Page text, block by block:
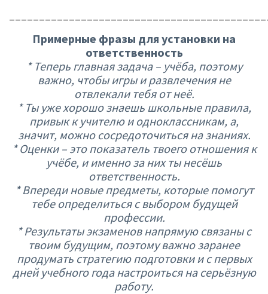
Примерные фразы для установки на
ответственность
* Теперь главная задача – учёба, поэтому
важно, чтобы игры и развлечения не
отвлекали тебя от неё.
* Ты уже хорошо знаешь школьные правила,
привык к учителю и одноклассникам, а,
значит, можно сосредоточиться на знаниях.
* Оценки – это показатель твоего отношения к
учёбе, и именно за них ты несёшь
ответственность.
* Впереди новые предметы, которые помогут
тебе определиться с выбором будущей
профессии.
* Результаты экзаменов напрямую связаны с
твоим будущим, поэтому важно заранее
продумать стратегию подготовки и с первых
дней учебного года настроиться на серьёзную
работу.